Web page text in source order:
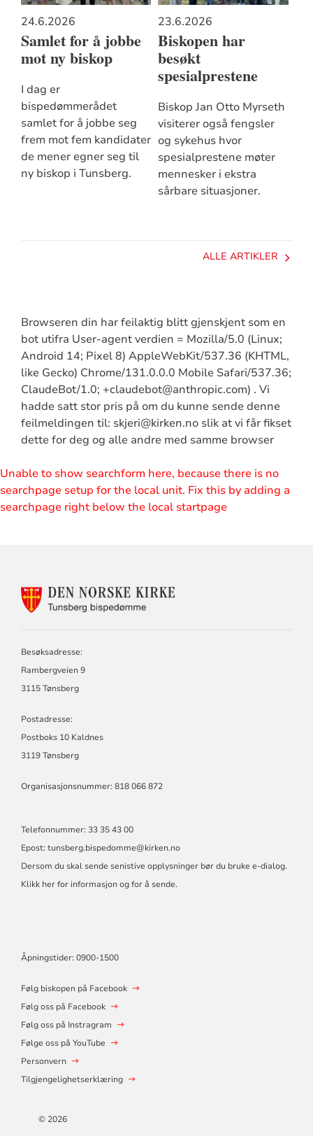
24.6.2026
Samlet for å jobbe
mot ny biskop
I dag er
bispedømmerådet
samlet for å jobbe seg
frem mot fem kandidater
de mener egner seg til
ny biskop i Tunsberg.
23.6.2026
Biskopen har
besøkt
spesialprestene
Biskop Jan Otto Myrseth
visiterer også fengsler
og sykehus hvor
spesialprestene møter
mennesker i ekstra
sårbare situasjoner.
ALLE ARTIKLER
Browseren din har feilaktig blitt gjenskjent som en
bot utifra User-agent verdien = Mozilla/5.0 (Linux;
Android 14; Pixel 8) AppleWebKit/537.36 (KHTML,
like Gecko) Chrome/131.0.0.0 Mobile Safari/537.36;
ClaudeBot/1.0; +claudebot@anthropic.com) . Vi
hadde satt stor pris på om du kunne sende denne
feilmeldingen til: skjeri@kirken.no slik at vi får fikset
dette for deg og alle andre med samme browser
Unable to show searchform here, because there is no
searchpage setup for the local unit. Fix this by adding a
searchpage right below the local startpage
KONTAKTINFORMASJON
Besøksadresse:
Rambergveien 9
3115 Tønsberg
Postadresse:
Postboks 10 Kaldnes
3119 Tønsberg
Organisasjonsnummer: 818 066 872
Telefonnummer: 33 35 43 00
Epost: tunsberg.bispedomme@kirken.no
Dersom du skal sende senistive opplysninger bør du bruke e-dialog.
Klikk her for informasjon og for å sende.
Åpningstider: 0900-1500
Følg biskopen på Facebook
Følg oss på Facebook
Følg oss på Instragram
Følge oss på YouTube
Personvern
Tilgjengelighetserklæring
© 2026